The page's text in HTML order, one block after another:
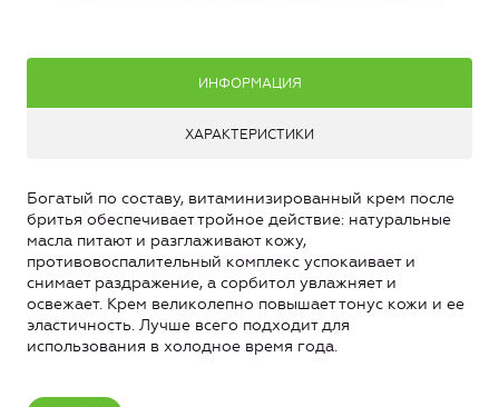
ИНФОРМАЦИЯ
ХАРАКТЕРИСТИКИ
Богатый по составу, витаминизированный крем после
бритья обеспечивает тройное действие: натуральные
масла питают и разглаживают кожу,
противовоспалительный комплекс успокаивает и
снимает раздражение, а сорбитол увлажняет и
освежает. Крем великолепно повышает тонус кожи и ее
эластичность. Лучше всего подходит для
использования в холодное время года.